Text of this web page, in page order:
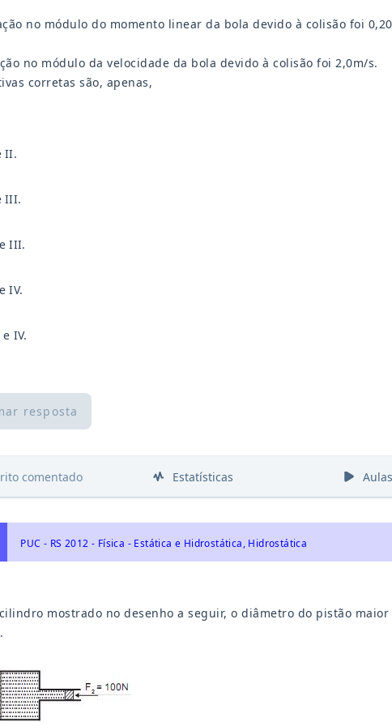
no módulo do momento linear da bola devido à colisão foi
no módulo da velocidade da bola devido à colisão foi 2,0m/s.
corretas são, apenas,
II.
III.
III.
IV.
IV.
resposta
comentado Estatísticas Aulas
PUC - RS 2012 - Física - Estática e Hidrostática, Hidrostática
mostrado no desenho a seguir, o diâmetro do pistão maior
.